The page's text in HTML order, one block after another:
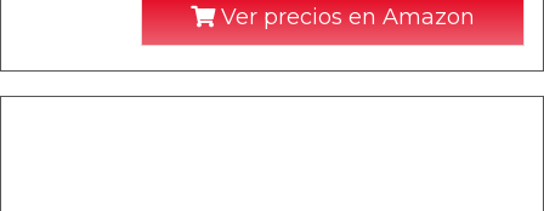
Ver precios en Amazon